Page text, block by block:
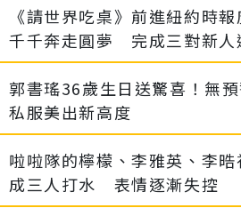
《請世界吃桌》前進紐約時
千千奔走圓夢 完成三對新人
郭書瑤36歲生日送驚喜！無
私服美出新高度
啦啦隊的檸檬、李雅英、李
成三人打水 表情逐漸失控